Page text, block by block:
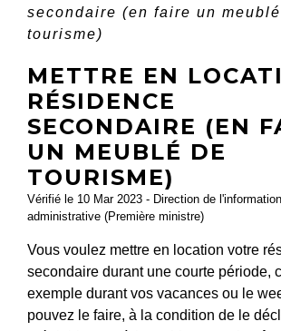
secondaire (en faire un
tourisme)
METTRE EN
RÉSIDENCE
SECONDAIRE (EN
UN MEUBLÉ DE
TOURISME)
Vérifié le 10 Mar 2023 - Direction de
administrative (Première ministre)
Vous voulez mettre en location votre
secondaire durant une courte période,
exemple durant vos vacances ou le
pouvez le faire, à la condition de le